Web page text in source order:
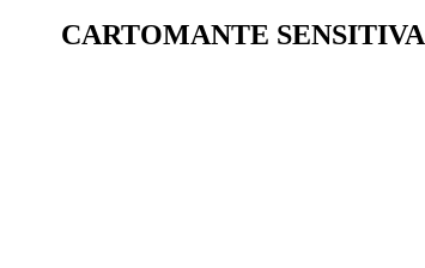
CARTOMANTE SENSITIVA